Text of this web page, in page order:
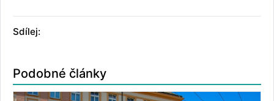
Sdílej:
Podobné články